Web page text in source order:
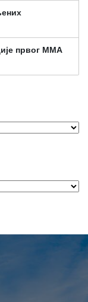
првог ММА